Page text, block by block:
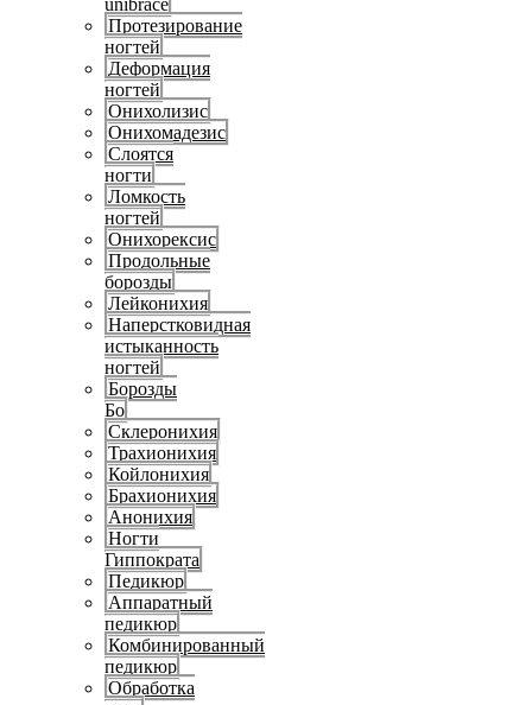
unibrace
Протезирование
ногтей
Деформация
ногтей
Онихолизис
Онихомадезис
Слоятся
ногти
Ломкость
ногтей
Онихорексис
Продольные
борозды
Лейконихия
Наперстковидная
истыканность
ногтей
Борозды
Бо
Склеронихия
Трахионихия
Койлонихия
Брахионихия
Анонихия
Ногти
Гиппократа
Педикюр
Аппаратный
педикюр
Комбинированный
педикюр
Обработка